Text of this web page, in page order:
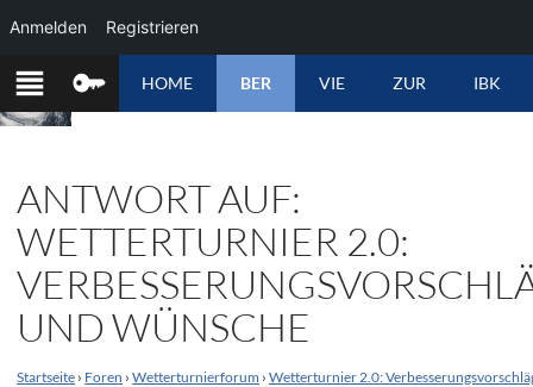
ZUM
INHALT
SPRINGEN
HOME BER VIE ZUR IBK
ANTWORT AUF:
WETTERTURNIER 2.0:
UND WÜNSCHE
Startseite › Foren › Wetterturnierforum › Wetterturnier 2.0:
Anmelden Registrieren